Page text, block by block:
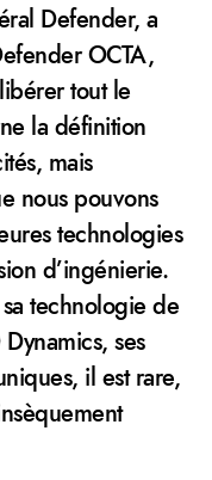
Defender, a
OCTA,
tout le
la définition
mais
nous pouvons
technologies
d’ingénierie.
technologie de
ses
il est rare,